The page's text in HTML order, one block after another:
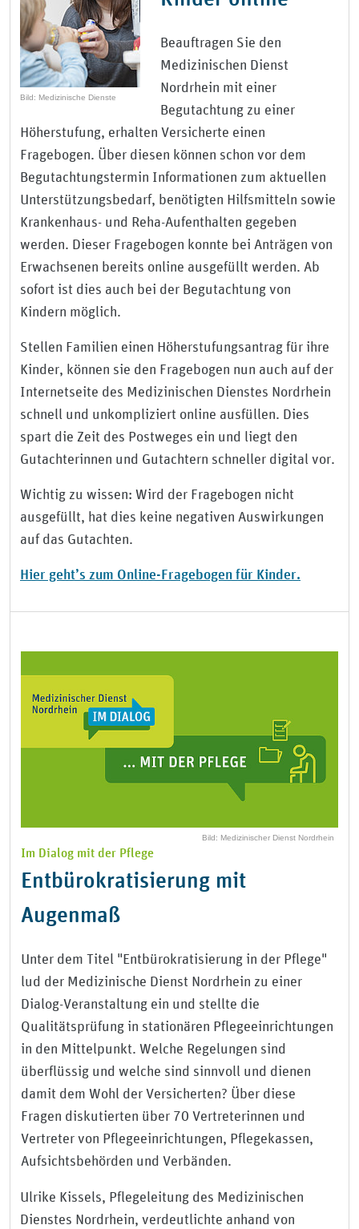
Bild: Medizinische Dienste
Beauftragen Sie den
Medizinischen Dienst
Nordrhein mit einer
Begutachtung zu einer
Höherstufung, erhalten Versicherte einen
Fragebogen. Über diesen können schon vor dem
Begutachtungstermin Informationen zum aktuellen
Unterstützungsbedarf, benötigten Hilfsmitteln sowie
Krankenhaus- und Reha-Aufenthalten gegeben
werden. Dieser Fragebogen konnte bei Anträgen von
Erwachsenen bereits online ausgefüllt werden. Ab
sofort ist dies auch bei der Begutachtung von
Kindern möglich.
Stellen Familien einen Höherstufungsantrag für ihre
Kinder, können sie den Fragebogen nun auch auf der
Internetseite des Medizinischen Dienstes Nordrhein
schnell und unkompliziert online ausfüllen. Dies
spart die Zeit des Postweges ein und liegt den
Gutachterinnen und Gutachtern schneller digital vor.
Wichtig zu wissen: Wird der Fragebogen nicht
ausgefüllt, hat dies keine negativen Auswirkungen
auf das Gutachten.
Hier geht’s zum Online-Fragebogen für Kinder.
Bild: Medizinischer Dienst Nordrhein
Im Dialog mit der Pflege
Entbürokratisierung mit
Augenmaß
Unter dem Titel "Entbürokratisierung in der Pflege"
lud der Medizinische Dienst Nordrhein zu einer
Dialog-Veranstaltung ein und stellte die
Qualitätsprüfung in stationären Pflegeeinrichtungen
in den Mittelpunkt. Welche Regelungen sind
überflüssig und welche sind sinnvoll und dienen
damit dem Wohl der Versicherten? Über diese
Fragen diskutierten über 70 Vertreterinnen und
Vertreter von Pflegeeinrichtungen, Pflegekassen,
Aufsichtsbehörden und Verbänden.
Ulrike Kissels, Pflegeleitung des Medizinischen
Dienstes Nordrhein, verdeutlichte anhand von